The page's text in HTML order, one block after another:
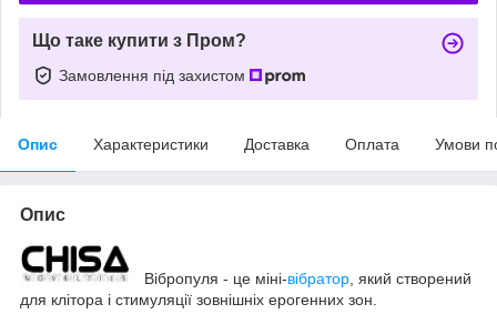
Що таке купити з Пром?
Замовлення під захистом
Опис Характеристики Доставка Оплата Умови
Опис
Вібропуля - це міні-вібратор , який створений
для клітора і стимуляції зовнішніх ерогенних зон.